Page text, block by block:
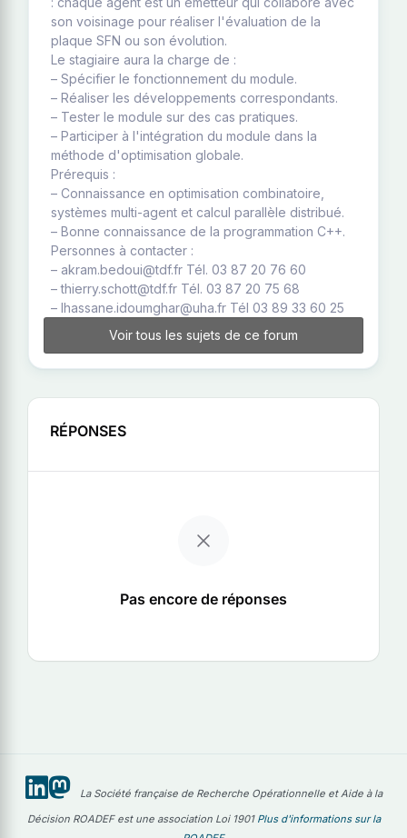
son voisinage pour réaliser l'évaluation de la
plaque SFN ou son évolution.
Le stagiaire aura la charge de :
– Spécifier le fonctionnement du module.
– Réaliser les développements correspondants.
– Tester le module sur des cas pratiques.
– Participer à l'intégration du module dans la
méthode d'optimisation globale.
Prérequis :
– Connaissance en optimisation combinatoire,
systèmes multi-agent et calcul parallèle distribué.
– Bonne connaissance de la programmation C++.
Personnes à contacter :
– akram.bedoui@tdf.fr Tél. 03 87 20 76 60
– thierry.schott@tdf.fr Tél. 03 87 20 75 68
– lhassane.idoumghar@uha.fr Tél 03 89 33 60 25
Voir tous les sujets de ce forum
RÉPONSES
Pas encore de réponses
La Société française de Recherche Opérationnelle et Aide à la
Décision ROADEF est une association Loi 1901 Plus d'informations sur la